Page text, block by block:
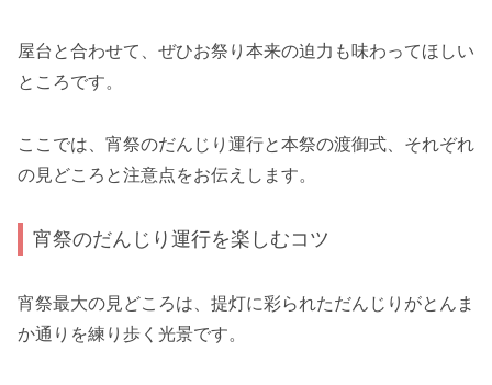
屋台と合わせて、ぜひお祭り本来の迫力も味わってほしい
ところです。
ここでは、宵祭のだんじり運行と本祭の渡御式、それぞれ
の見どころと注意点をお伝えします。
宵祭のだんじり運行を楽しむコツ
宵祭最大の見どころは、提灯に彩られただんじりがとんま
か通りを練り歩く光景です。